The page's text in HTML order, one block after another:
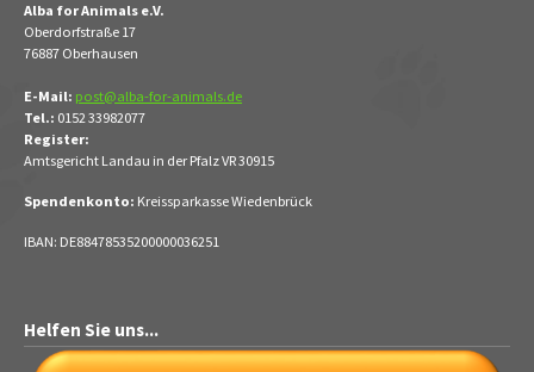
Alba for Animals e.V.
Oberdorfstraße 17
76887 Oberhausen
E-Mail: post@alba-for-animals.de
Tel.: 0152 33982077
Register:
Amtsgericht Landau in der Pfalz VR 30915
Spendenkonto: Kreissparkasse Wiedenbrück
IBAN: DE88478535200000036251
Helfen Sie uns...